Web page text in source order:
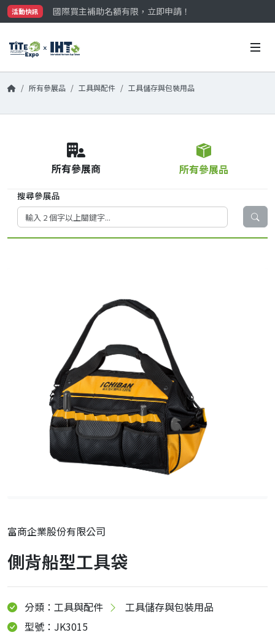
活動快訊
國際買主補助名額有限，立即申請！
參觀門票開放申請中‼️
國際買主補助名額有限，立即申請！
所有參展品 工具與配件 工具儲存與包裝用品
所有參展商 所有參展品
搜尋參展品
富商企業股份有限公司
側背船型工具袋
分類：工具與配件
工具儲存與包裝用品
型號：JK3015